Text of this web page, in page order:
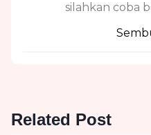
silahkan coba
Related Post